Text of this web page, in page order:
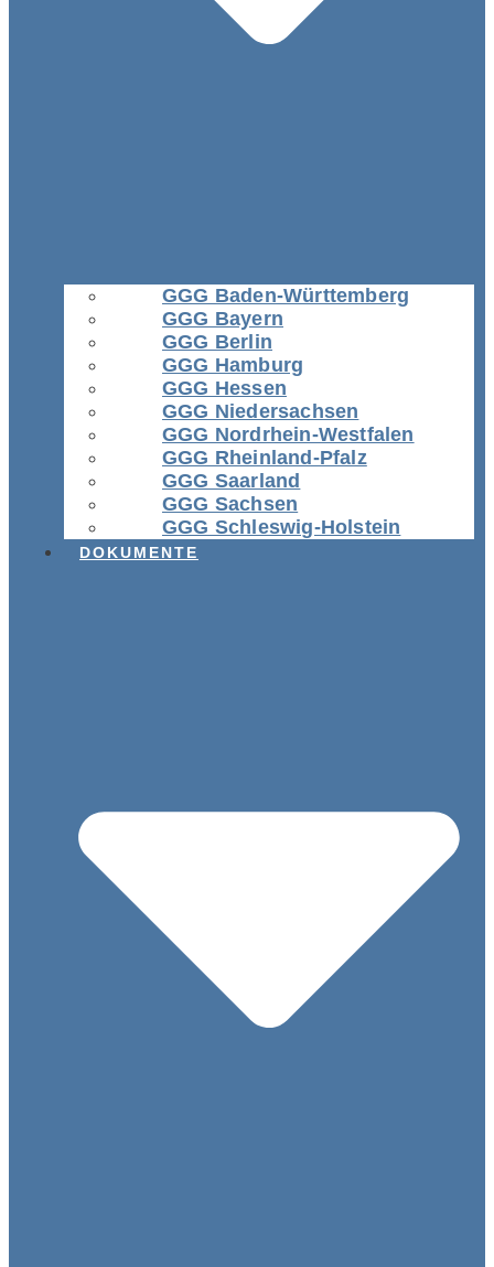
GGG Baden-Württemberg
GGG Bayern
GGG Berlin
GGG Hamburg
GGG Hessen
GGG Niedersachsen
GGG Nordrhein-Westfalen
GGG Rheinland-Pfalz
GGG Saarland
GGG Sachsen
GGG Schleswig-Holstein
DOKUMENTE